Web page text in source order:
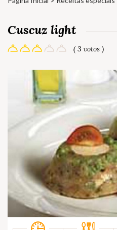
Cuscuz light
( 3 votos )